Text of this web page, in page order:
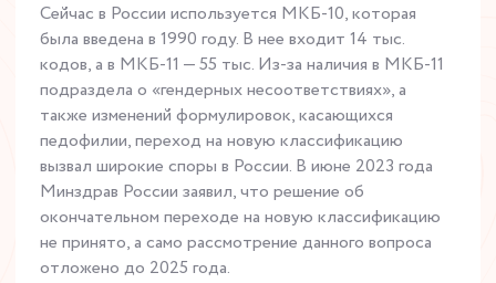
Сейчас в России используется МКБ-10, которая
была введена в 1990 году. В нее входит 14 тыс.
кодов, а в МКБ-11 — 55 тыс. Из-за наличия в МКБ-11
подраздела о «гендерных несоответствиях», а
также изменений формулировок, касающихся
педофилии, переход на новую классификацию
вызвал широкие споры в России. В июне 2023 года
Минздрав России заявил, что решение об
окончательном переходе на новую классификацию
не принято, а само рассмотрение данного вопроса
отложено до 2025 года.